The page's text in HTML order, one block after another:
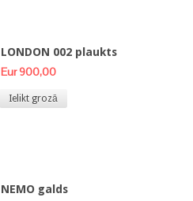
LONDON 002 plaukts
Eur 900,00
Ielikt grozā
NEMO galds